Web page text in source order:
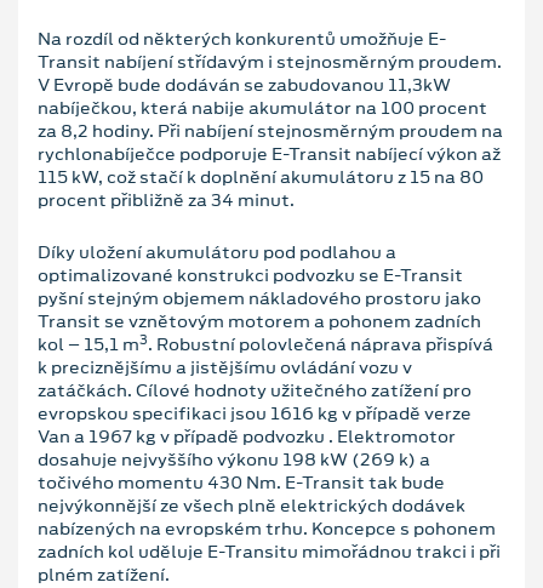
Na rozdíl od některých konkurentů umožňuje E-
Transit nabíjení střídavým i stejnosměrným proudem.
V Evropě bude dodáván se zabudovanou 11,3kW
nabíječkou, která nabije akumulátor na 100 procent
za 8,2 hodiny. Při nabíjení stejnosměrným proudem na
rychlonabíječce podporuje E-Transit nabíjecí výkon až
115 kW, což stačí k doplnění akumulátoru z 15 na 80
procent přibližně za 34 minut.
Díky uložení akumulátoru pod podlahou a
optimalizované konstrukci podvozku se E-Transit
pyšní stejným objemem nákladového prostoru jako
Transit se vznětovým motorem a pohonem zadních
kol – 15,1 m3. Robustní polovlečená náprava přispívá
k preciznějšímu a jistějšímu ovládání vozu v
zatáčkách. Cílové hodnoty užitečného zatížení pro
evropskou specifikaci jsou 1616 kg v případě verze
Van a 1967 kg v případě podvozku . Elektromotor
dosahuje nejvyššího výkonu 198 kW (269 k) a
točivého momentu 430 Nm. E-Transit tak bude
nejvýkonnější ze všech plně elektrických dodávek
nabízených na evropském trhu. Koncepce s pohonem
zadních kol uděluje E-Transitu mimořádnou trakci i při
plném zatížení.